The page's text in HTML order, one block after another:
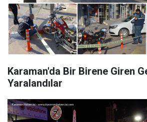
Karaman'da Bir Birene Giren
Yaralandılar